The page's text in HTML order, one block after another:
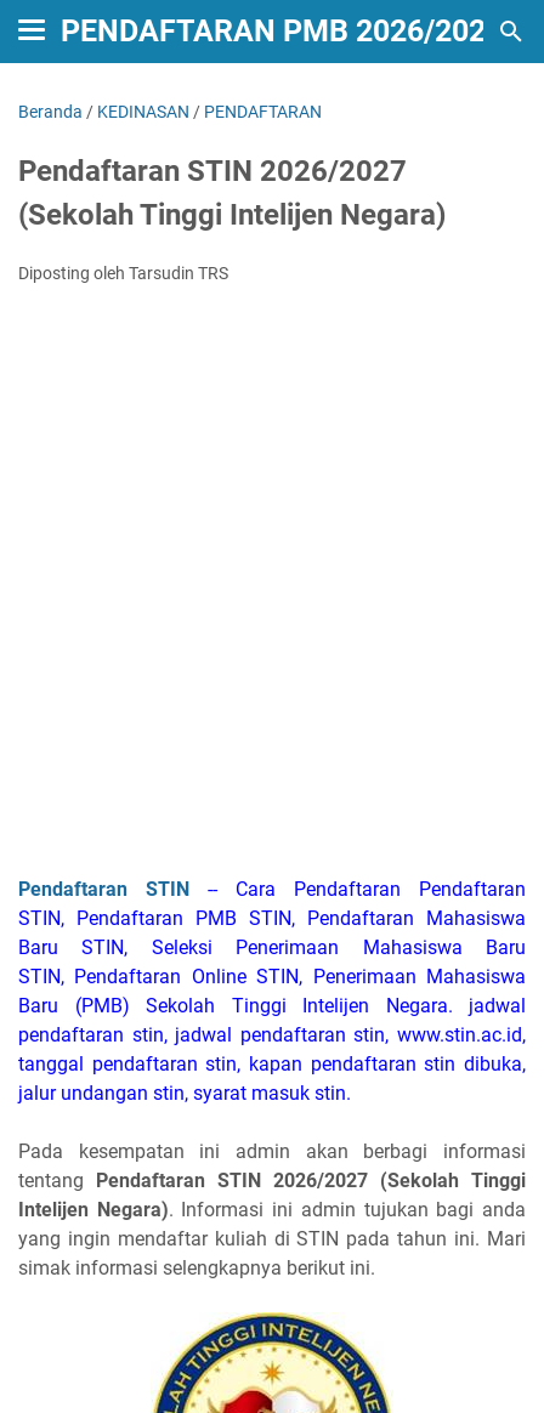
PENDAFTARAN PMB 2026/2027
Beranda / KEDINASAN / PENDAFTARAN
Pendaftaran STIN 2026/2027
(Sekolah Tinggi Intelijen Negara)
Diposting oleh Tarsudin TRS
Pendaftaran STIN -- Cara Pendaftaran Pendaftaran
STIN, Pendaftaran PMB STIN, Pendaftaran Mahasiswa
Baru STIN, Seleksi Penerimaan Mahasiswa Baru
STIN, Pendaftaran Online STIN, Penerimaan Mahasiswa
Baru (PMB) Sekolah Tinggi Intelijen Negara. jadwal
pendaftaran stin, jadwal pendaftaran stin, www.stin.ac.id,
tanggal pendaftaran stin, kapan pendaftaran stin dibuka,
jalur undangan stin, syarat masuk stin.
Pada kesempatan ini admin akan berbagi informasi
tentang Pendaftaran STIN 2026/2027 (Sekolah Tinggi
Intelijen Negara). Informasi ini admin tujukan bagi anda
yang ingin mendaftar kuliah di STIN pada tahun ini. Mari
simak informasi selengkapnya berikut ini.